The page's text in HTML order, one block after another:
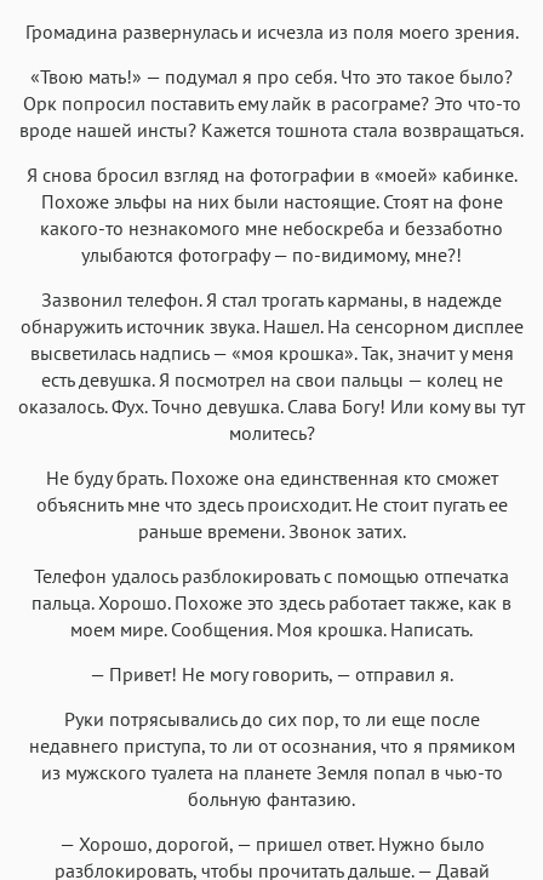
Громадина развернулась и исчезла из поля моего зрения.
«Твою мать!» — подумал я про себя. Что это такое было?
Орк попросил поставить ему лайк в расограме? Это что-то
вроде нашей инсты? Кажется тошнота стала возвращаться.
Я снова бросил взгляд на фотографии в «моей» кабинке.
Похоже эльфы на них были настоящие. Стоят на фоне
какого-то незнакомого мне небоскреба и беззаботно
улыбаются фотографу — по-видимому, мне?!
Зазвонил телефон. Я стал трогать карманы, в надежде
обнаружить источник звука. Нашел. На сенсорном дисплее
высветилась надпись — «моя крошка». Так, значит у меня
есть девушка. Я посмотрел на свои пальцы — колец не
оказалось. Фух. Точно девушка. Слава Богу! Или кому вы тут
молитесь?
Не буду брать. Похоже она единственная кто сможет
объяснить мне что здесь происходит. Не стоит пугать ее
раньше времени. Звонок затих.
Телефон удалось разблокировать с помощью отпечатка
пальца. Хорошо. Похоже это здесь работает также, как в
моем мире. Сообщения. Моя крошка. Написать.
— Привет! Не могу говорить, — отправил я.
Руки потрясывались до сих пор, то ли еще после
недавнего приступа, то ли от осознания, что я прямиком
из мужского туалета на планете Земля попал в чью-то
больную фантазию.
— Хорошо, дорогой, — пришел ответ. Нужно было
разблокировать, чтобы прочитать дальше. — Давай